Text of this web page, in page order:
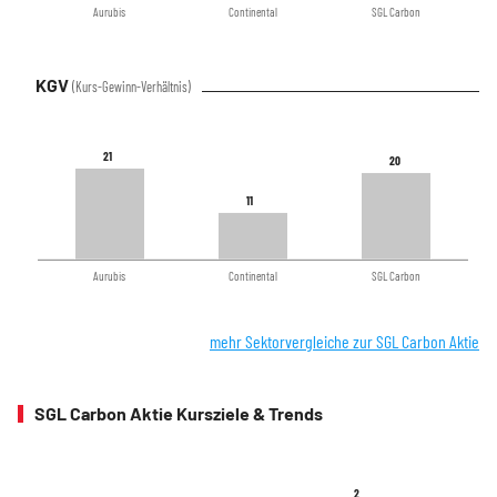
Aurubis Continental SGL Carbon
KGV (Kurs-Gewinn-Verhältnis)
21
21
11
11
20
20
Aurubis Continental SGL Carbon
mehr Sektorvergleiche zur SGL Carbon Aktie
SGL Carbon Aktie Kursziele & Trends
2
2